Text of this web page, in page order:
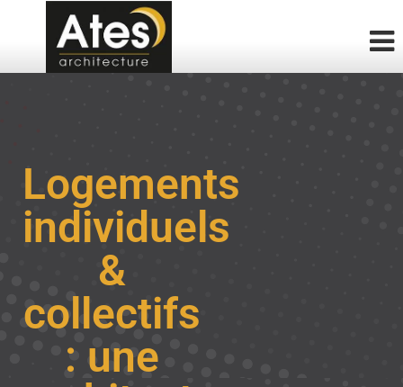
Logements
individuels
&
collectifs
: une